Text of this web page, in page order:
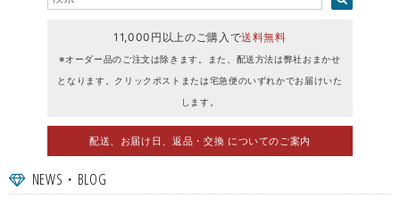
11,000円以上のご購入で送料無料
※オーダー品のご注文は除きます。また、配送方法は弊社おまかせ
となります。クリックポストまたは宅急便のいずれかでお届けいた
します。
配送、お届け日、返品・交換 についてのご案内
NEWS・BLOG